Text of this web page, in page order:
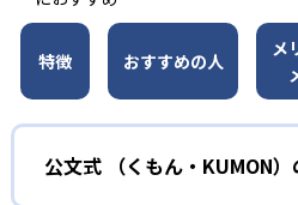
特徴 おすすめの人
メ
公文式 （くもん・KUMON